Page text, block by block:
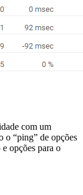
com um
o “ping” de opções
opções para o